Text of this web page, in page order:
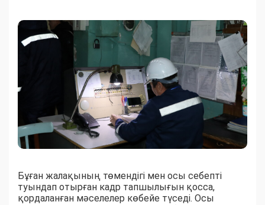
Бұған жалақының төмендігі мен осы себепті
туындап отырған кадр тапшылығын қосса,
қордаланған мәселелер көбейе түседі. Осы